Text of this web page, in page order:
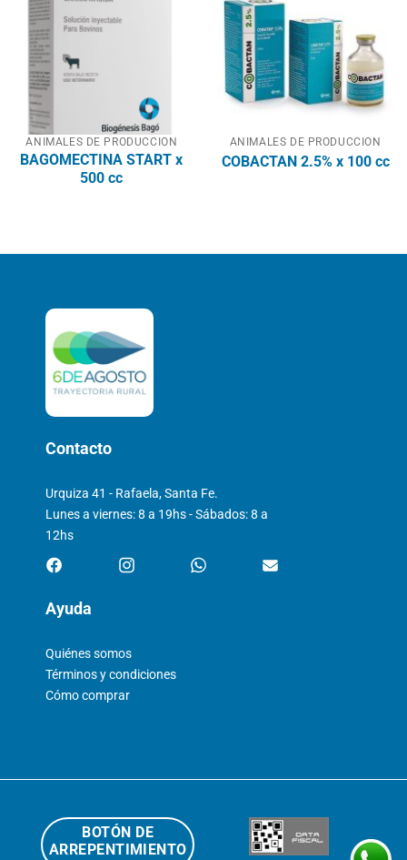
ANIMALES DE PRODUCCION
BAGOMECTINA START x
500 cc
ANIMALES DE PRODUCCION
COBACTAN 2.5% x 100 cc
Contacto
Urquiza 41 - Rafaela, Santa Fe.
Lunes a viernes: 8 a 19hs - Sábados: 8 a
12hs
Ayuda
Quiénes somos
Términos y condiciones
Cómo comprar
BOTÓN DE
ARREPENTIMIENTO